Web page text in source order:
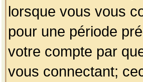
lorsque vous vous
pour une période
votre compte par
vous connectant;